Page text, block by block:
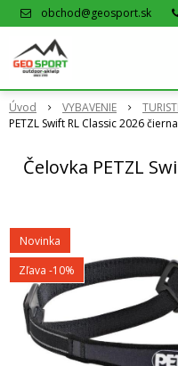
obchod@geosport.sk
Úvod VYBAVENIE
PETZL Swift RL Classic 2026 čierna
Čelovka PETZL
Novinka
Zľava -10%